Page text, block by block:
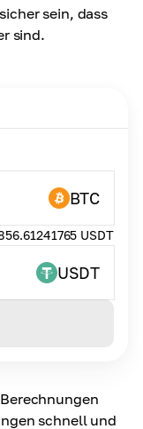
sein, dass
sind.
schnell und
BTC
USDT
USDT